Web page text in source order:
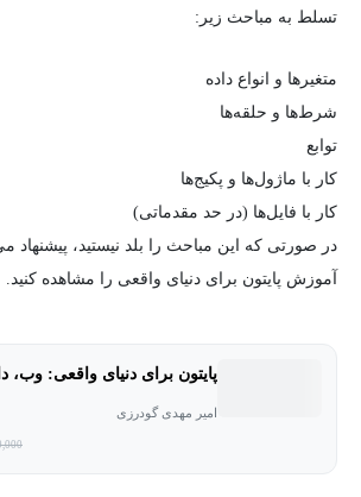
تسلط به مباحث زیر:
متغیرها و انواع داده
شرط‌ها و حلقه‌ها
توابع
کار با ماژول‌ها و پکیج‌ها
کار با فایل‌ها (در حد مقدماتی)
در صورتی که این مباحث را بلد نیستید، پیشنهاد
آموزش پایتون برای دنیای واقعی را مشاهده کنید.
پایتون برای دنیای واقعی: وب،
امیر مهدی گودرزی